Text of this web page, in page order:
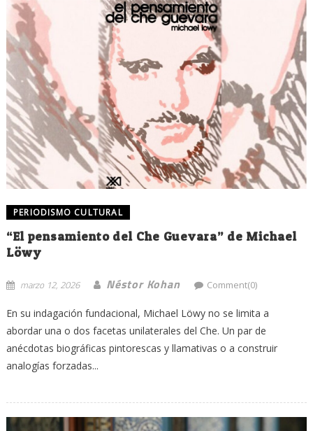
PERIODISMO CULTURAL
“El pensamiento del Che Guevara” de Michael
Löwy
marzo 12, 2026 Néstor Kohan Comment(0)
En su indagación fundacional, Michael Löwy no se limita a
abordar una o dos facetas unilaterales del Che. Un par de
anécdotas biográficas pintorescas y llamativas o a construir
analogías forzadas...